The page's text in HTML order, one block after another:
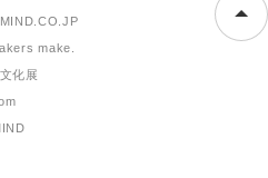
make.
化展